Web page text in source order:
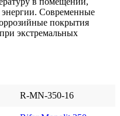
Современные
покрытия
экстремальных
R-MN-350-16